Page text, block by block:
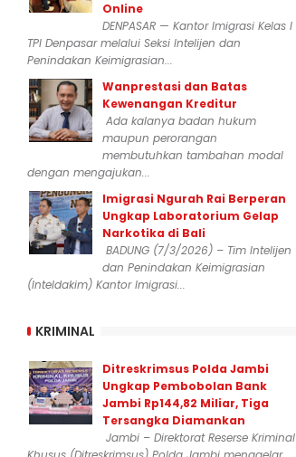
Online
DENPASAR — Kantor Imigrasi Kelas I
TPI Denpasar melalui Seksi Intelijen dan
Penindakan Keimigrasian...
Wanprestasi dan Batas
Kewenangan Kreditur
Ada kalanya badan hukum
maupun perorangan
membutuhkan tambahan modal
dengan mengajukan...
Imigrasi Ngurah Rai Berperan
Ungkap Laboratorium Gelap
Narkotika di Bali
BADUNG (7/3/2026) – Tim Intelijen
dan Penindakan Keimigrasian
(Inteldakim) Kantor Imigrasi...
KRIMINAL
Ditreskrimsus Polda Jambi
Ungkap Pembobolan Bank
Jambi Rp144,82 Miliar, Tiga
Tersangka Diamankan
Jambi – Direktorat Reserse Kriminal